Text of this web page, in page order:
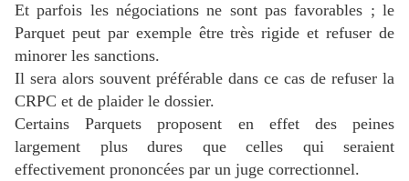
Et parfois les négociations ne sont pas favorables ; le
Parquet peut par exemple être très rigide et refuser de
minorer les sanctions.
Il sera alors souvent préférable dans ce cas de refuser la
CRPC et de plaider le dossier.
Certains Parquets proposent en effet des peines
largement plus dures que celles qui seraient
effectivement prononcées par un juge correctionnel.